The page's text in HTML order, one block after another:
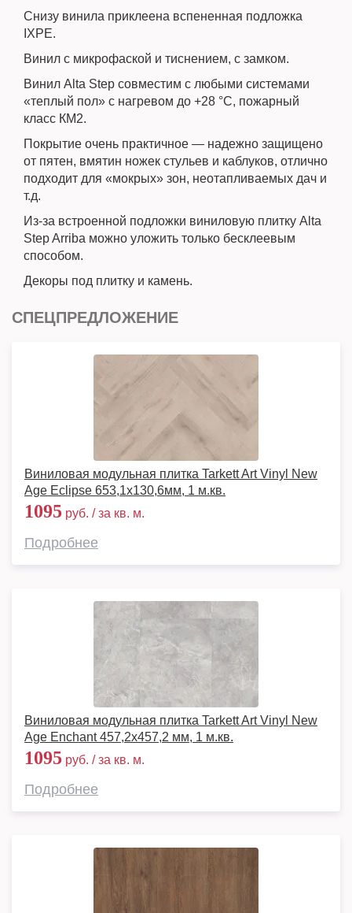
Снизу винила приклеена вспененная подложка
IXPE.
Винил с микрофаской и тиснением, с замком.
Винил Alta Step совместим с любыми системами
«теплый пол» с нагревом до +28 °C, пожарный
класс КМ2.
Покрытие очень практичное — надежно защищено
от пятен, вмятин ножек стульев и каблуков, отлично
подходит для «мокрых» зон, неотапливаемых дач и
т.д.
Из-за встроенной подложки виниловую плитку Alta
Step Arriba можно уложить только бесклеевым
способом.
Декоры под плитку и камень.
СПЕЦПРЕДЛОЖЕНИЕ
Виниловая модульная плитка Tarkett Art Vinyl New
Age Eclipse 653,1х130,6мм, 1 м.кв.
1095 руб. / за кв. м.
Подробнее
Виниловая модульная плитка Tarkett Art Vinyl New
Age Enchant 457,2x457,2 мм, 1 м.кв.
1095 руб. / за кв. м.
Подробнее